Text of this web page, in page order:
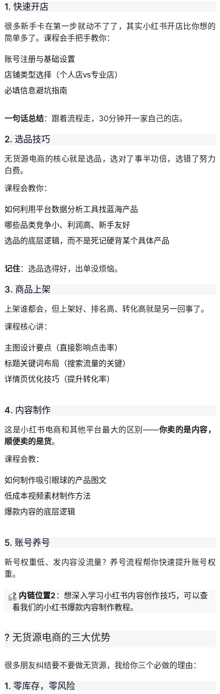
1. 快速开店
很多新手卡在第一步就动不了了，其实小红书开店比你想的
简单多了。课程会手把手教你：
账号注册与基础设置
店铺类型选择（个人店vs专业店）
必填信息避坑指南
一句话总结：跟着流程走，30分钟开一家自己的店。
2. 选品技巧
无货源电商的核心就是选品，选对了事半功倍，选错了努力
白费。
课程会教你：
如何利用平台数据分析工具找蓝海产品
哪些品类竞争小、利润高、新手友好
选品的底层逻辑，而不是死记硬背某个具体产品
记住：选品选得好，出单没烦恼。
3. 商品上架
上架谁都会，但上架好、排名高、转化高就是另一回事了。
课程核心讲：
主图设计要点（直接影响点击率）
标题关键词布局（搜索流量的关键）
详情页优化技巧（提升转化率）
4. 内容制作
这是小红书电商和其他平台最大的区别——你卖的是内容，
顺便卖的是货。
课程会教：
如何制作吸引眼球的产品图文
低成本视频素材制作方法
爆款内容的底层逻辑
5. 账号养号
新号权重低、发内容没流量？养号流程帮你快速提升账号权
重。
? 内链位置2 ：想深入学习小红书内容创作技巧，可以查
看我们的小红书爆款内容制作教程。
? 无货源电商的三大优势
很多朋友纠结要不要做无货源，我给你三个必做的理由：
1. 零库存，零风险